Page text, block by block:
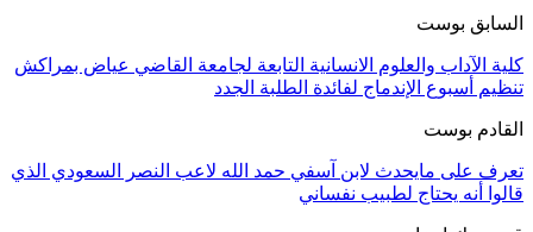
السابق بوست
كلية الآداب والعلوم الانسانية التابعة لجامعة القاضي عياض بمراكش
تنظيم أسبوع الإندماج لفائدة الطلبة الجدد
القادم بوست
تعرف على مايحدث لابن آسفي حمد الله لاعب النصر السعودي الذي
قالوا أنه يحتاج لطبيب نفساني